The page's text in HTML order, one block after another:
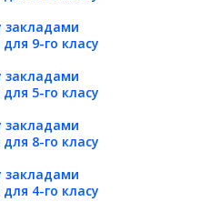
закладами
для 9-го класу
закладами
для 5-го класу
закладами
для 8-го класу
закладами
для 4-го класу